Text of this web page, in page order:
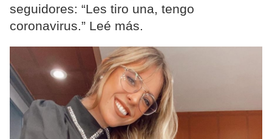
seguidores: “Les tiro una, tengo
coronavirus.” Leé más.